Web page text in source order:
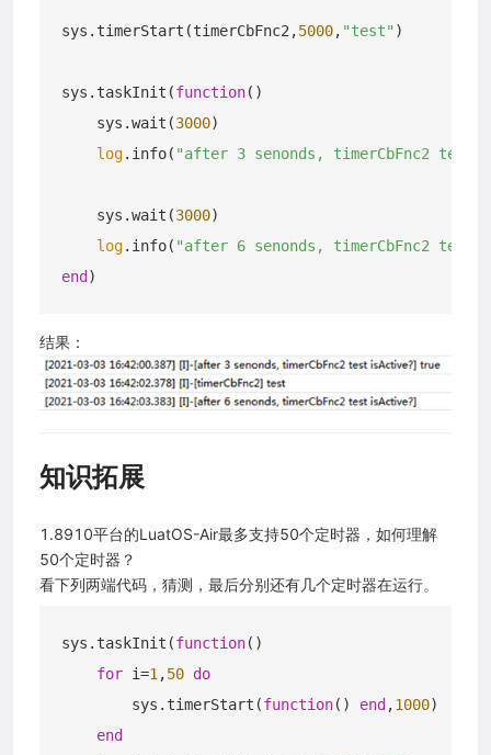
sys.timerStart(timerCbFnc2,5000, "test" )
sys.taskInit(function()
    sys.wait(
3000)
log.info( "after 3 senonds, timerCbFnc2 test
    sys.wait(
3000)
log.info( "after 6 senonds, timerCbFnc2 test
end
结果：
知识拓展
1.8910平台的LuatOS-Air最多支持50个定时器，如何理解
50个定时器？
看下列两端代码，猜测，最后分别还有几个定时器在运行。
sys.taskInit(function()
for i=1 ,50 do
        sys.timerStart(
function() end,1000)
end